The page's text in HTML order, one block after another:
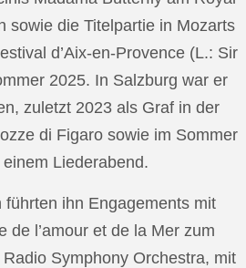
sowie die Titelpartie in Mozarts
d’Aix-en-Provence (L.: Sir
2025. In Salzburg war er
zuletzt 2023 als Graf in der
di Figaro sowie im Sommer
Liederabend.
führten ihn Engagements mit
de l’amour et de la Mer zum
Symphony Orchestra, mit